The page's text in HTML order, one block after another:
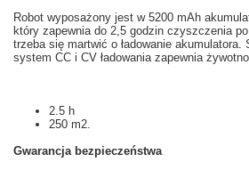
Robot wyposażony jest w 5200 mAh
który zapewnia do 2,5 godzin czyszczenia po
trzeba się martwić o ładowanie akumulatora.
system CC i CV ładowania zapewnia
2.5 h
250 m2.
Gwarancja bezpieczeństwa